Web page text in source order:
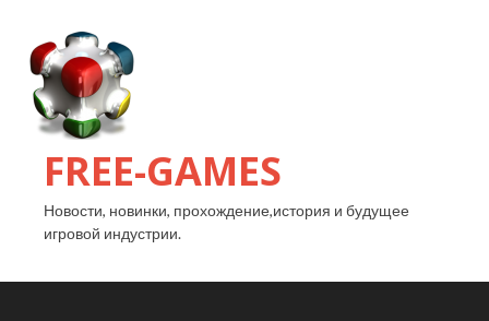
FREE-GAMES
Новости, новинки, прохождение,история и будущее
игровой индустрии.